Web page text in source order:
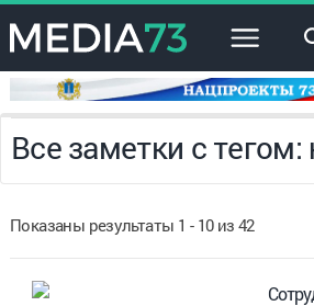
×
Все заметки с тегом:
Показаны результаты 1 - 10 из 42